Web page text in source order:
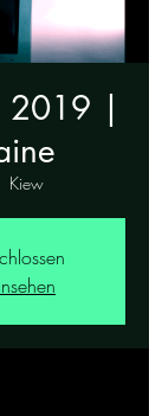
2019 |
Kiew